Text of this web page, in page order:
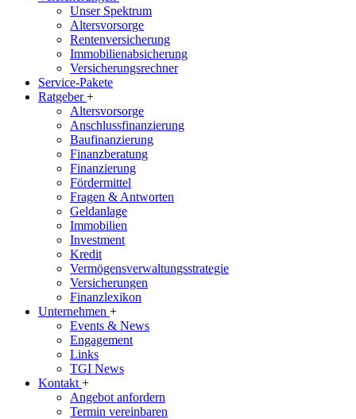
Unser Spektrum
Altersvorsorge
Rentenversicherung
Immobilienabsicherung
Versicherungsrechner
Service-Pakete
Ratgeber+
Altersvorsorge
Anschlussfinanzierung
Baufinanzierung
Finanzberatung
Finanzierung
Fördermittel
Fragen & Antworten
Geldanlage
Immobilien
Investment
Kredit
Vermögensverwaltungsstrategie
Versicherungen
Finanzlexikon
Unternehmen +
Events & News
Engagement
Links
TGI News
Kontakt +
Angebot anfordern
Termin vereinbaren